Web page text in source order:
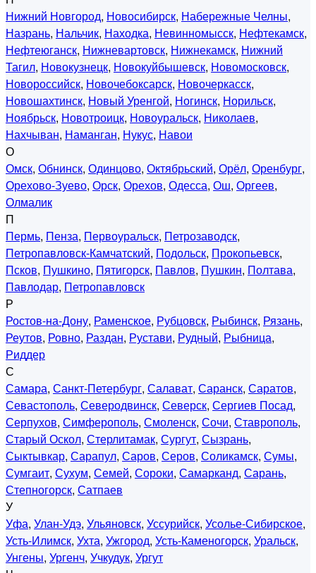
Нижний Новгород, Новосибирск, Набережные Челны,
Назрань, Нальчик, Находка, Невинномысск, Нефтекамск,
Нефтеюганск, Нижневартовск, Нижнекамск, Нижний
Тагил, Новокузнецк, Новокуйбышевск, Новомосковск,
Новороссийск, Новочебоксарск, Новочеркасск,
Новошахтинск, Новый Уренгой, Ногинск, Норильск,
Ноябрьск, Новотроицк, Новоуральск, Николаев,
Нахчыван, Наманган, Нукус, Навои
О
Омск, Обнинск, Одинцово, Октябрьский, Орёл, Оренбург,
Орехово-Зуево, Орск, Орехов, Одесса, Ош, Оргеев,
Олмалик
П
Пермь, Пенза, Первоуральск, Петрозаводск,
Петропавловск-Камчатский, Подольск, Прокопьевск,
Псков, Пушкино, Пятигорск, Павлов, Пушкин, Полтава,
Павлодар, Петропавловск
Р
Ростов-на-Дону, Раменское, Рубцовск, Рыбинск, Рязань,
Реутов, Ровно, Раздан, Рустави, Рудный, Рыбница,
Риддер
С
Самара, Санкт-Петербург, Салават, Саранск, Саратов,
Севастополь, Северодвинск, Северск, Сергиев Посад,
Серпухов, Симферополь, Смоленск, Сочи, Ставрополь,
Старый Оскол, Стерлитамак, Сургут, Сызрань,
Сыктывкар, Сарапул, Саров, Серов, Соликамск, Сумы,
Сумгаит, Сухум, Семей, Сороки, Самарканд, Сарань,
Степногорск, Сатпаев
У
Уфа, Улан-Удэ, Ульяновск, Уссурийск, Усолье-Сибирское,
Усть-Илимск, Ухта, Ужгород, Усть-Каменогорск, Уральск,
Унгены, Ургенч, Учкудук, Ургут